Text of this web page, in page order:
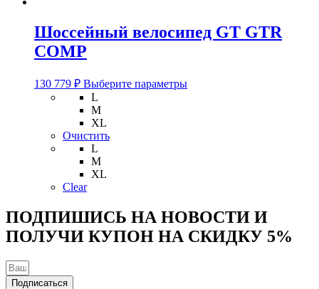
Шоссейный велосипед GT GTR
COMP
130 779 ₽ Выберите параметрыЭтот
товара.
L
M
XL
Очистить
L
M
XL
Clear
ПОДПИШИСЬ НА НОВОСТИ И
ПОЛУЧИ КУПОН НА СКИДКУ 5%
Подписаться